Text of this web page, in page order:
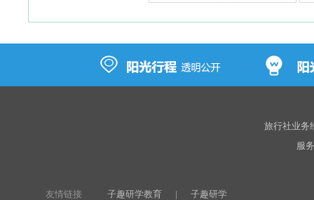
旅行社业务
服
友情链接 子趣研学教育 | 子趣研学